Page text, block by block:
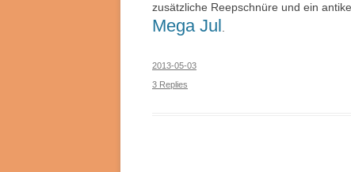
zusätzliche Reepschnüre und ein
Mega Jul
2013-05-03
3 Replies